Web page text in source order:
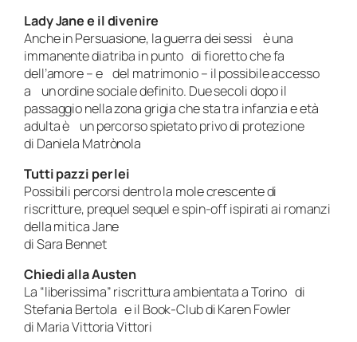
Lady Jane e il divenire
Anche in Persuasione, la guerra dei sessi è una
immanente diatriba in punto di fioretto che fa
dell’amore – e del matrimonio – il possibile accesso
a un ordine sociale definito. Due secoli dopo il
passaggio nella zona grigia che sta tra infanzia e età
adulta è un percorso spietato privo di protezione
di Daniela Matrònola
Tutti pazzi per lei
Possibili percorsi dentro la mole crescente di
riscritture, prequel sequel e spin-off ispirati ai romanzi
della mitica Jane
di Sara Bennet
Chiedi alla Austen
La “liberissima” riscrittura ambientata a Torino di
Stefania Bertola e il Book-Club di Karen Fowler
di Maria Vittoria Vittori